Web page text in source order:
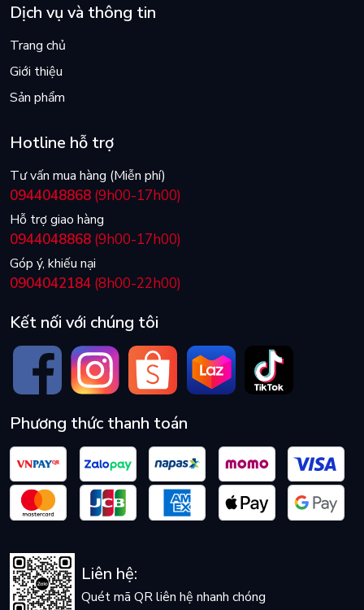
Dịch vụ và thông tin
Trang chủ
Giới thiệu
Sản phẩm
Hotline hỗ trợ
Tư vấn mua hàng (Miễn phí)
0944048868 (9h00-17h00)
Hỗ trợ giao hàng
0944048868 (9h00-17h00)
Góp ý, khiếu nại
0904042184 (8h00-22h00)
Kết nối với chúng tôi
Phương thức thanh toán
Liên hệ:
Quét mã QR liên hệ nhanh chóng